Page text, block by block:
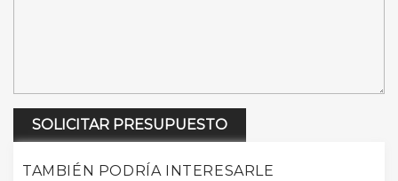
SOLICITAR PRESUPUESTO
TAMBIÉN PODRÍA INTERESARLE